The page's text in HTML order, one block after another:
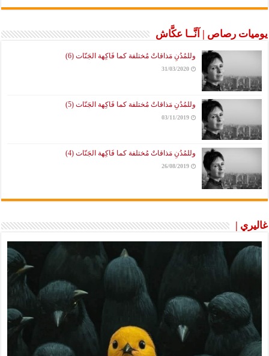
يوميات رصاص | آنَّــا عكَّاش
وللمُدُنِ مَذاقاتٌ مُختلفة كما فَاكِهة الجَنّات (6)
31/03/2020
وللمُدُنِ مَذاقاتٌ مُختلفة كما فَاكِهة الجَنّات (5)
03/11/2019
وللمُدُنِ مَذاقاتٌ مُختلفة كما فَاكِهة الجَنّات (4)
26/08/2019
غاليري |